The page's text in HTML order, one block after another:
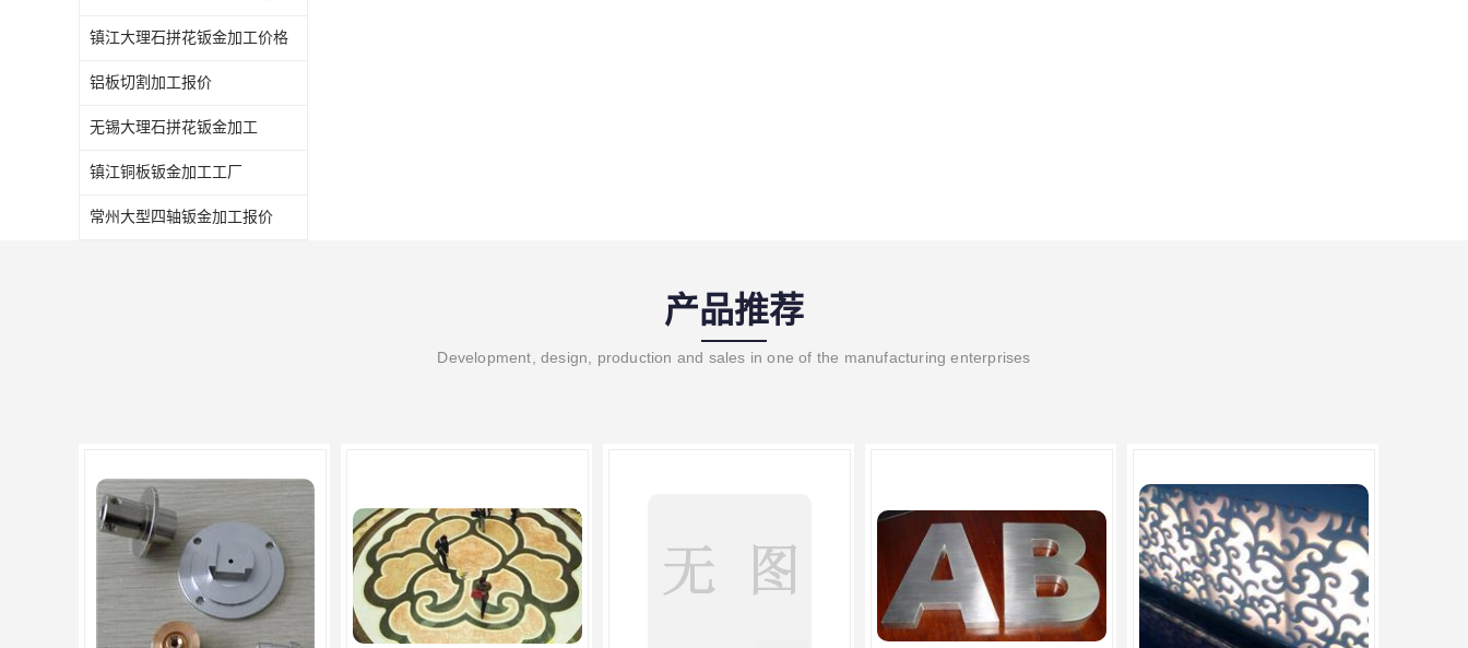
镇江大理石拼花钣金加工价格
铝板切割加工报价
无锡大理石拼花钣金加工
镇江铜板钣金加工工厂
常州大型四轴钣金加工报价
产品推荐
Development, design, production and sales in one of the manufacturing enterprises